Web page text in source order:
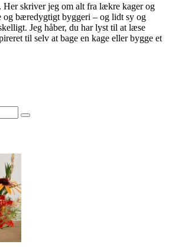
skriver jeg om alt fra lækre kager og
og bæredygtigt byggeri – og lidt sy og
Jeg håber, du har lyst til at læse
til selv at bage en kage eller bygge et
Search